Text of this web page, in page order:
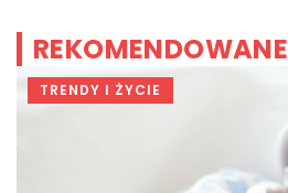
REKOMENDOWANE
TRENDY I ŻYCIE